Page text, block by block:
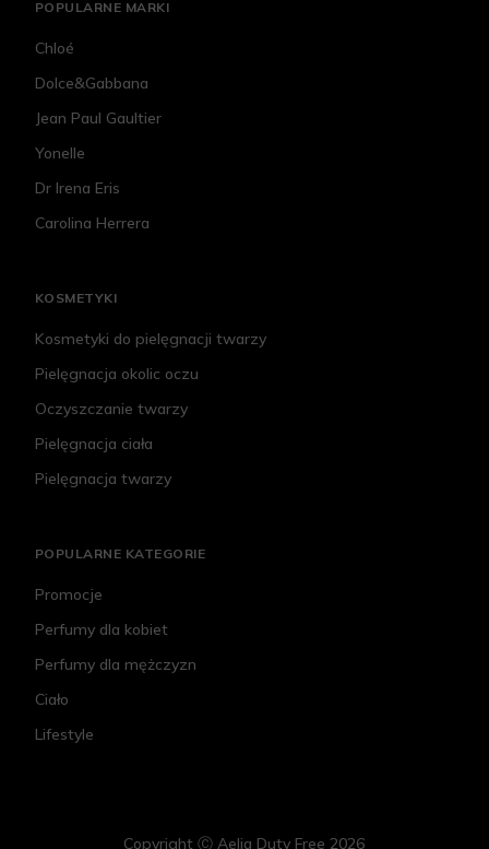
POPULARNE MARKI
Chloé
Dolce&Gabbana
Jean Paul Gaultier
Yonelle
Dr Irena Eris
Carolina Herrera
KOSMETYKI
Kosmetyki do pielęgnacji twarzy
Pielęgnacja okolic oczu
Oczyszczanie twarzy
Pielęgnacja ciała
Pielęgnacja twarzy
POPULARNE KATEGORIE
Promocje
Perfumy dla kobiet
Perfumy dla mężczyzn
Ciało
Lifestyle
Copyright Ⓒ Aelia Duty Free 2026